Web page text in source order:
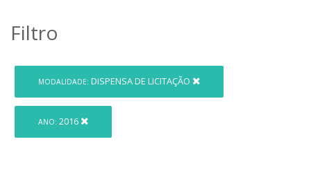
Filtro
MODALIDADE: DISPENSA DE LICITAÇÃO
ANO: 2016